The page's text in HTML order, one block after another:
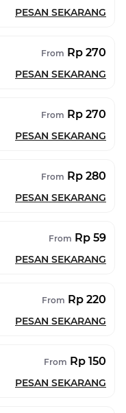
PESAN SEKARANG
From Rp 270
PESAN SEKARANG
From Rp 270
PESAN SEKARANG
From Rp 280
PESAN SEKARANG
From Rp 59
PESAN SEKARANG
From Rp 220
PESAN SEKARANG
From Rp 150
PESAN SEKARANG